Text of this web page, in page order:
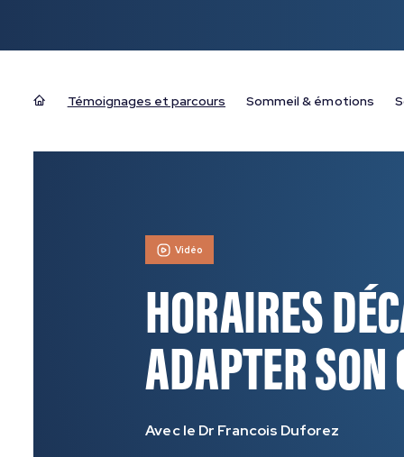
Témoignages et parcours Sommeil & émotions
Vidéo
HORAIRES
ADAPTER
Avec le Dr Francois Duforez